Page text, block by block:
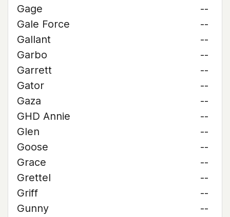
Gage
--
Gale Force
--
Gallant
--
Garbo
--
Garrett
--
Gator
--
Gaza
--
GHD Annie
--
Glen
--
Goose
--
Grace
--
Grettel
--
Griff
--
Gunny
--